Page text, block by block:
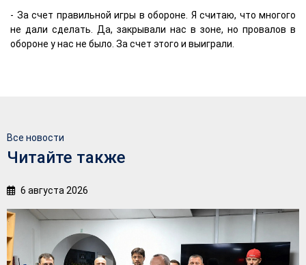
- За счет правильной игры в обороне. Я считаю, что многого
не дали сделать. Да, закрывали нас в зоне, но провалов в
обороне у нас не было. За счет этого и выиграли.
Все новости
Читайте также
6 августа 2026